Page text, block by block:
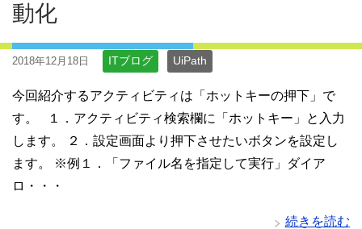
動化
2018年12月18日 ITブログ UiPath
今回紹介するアクティビティは「ホットキーの押下」で
す。 １．アクティビティ検索欄に「ホットキー」と入力
します。 ２．設定画面より押下させたいボタンを設定し
ます。 ※例１．「ファイル名を指定して実行」ダイア
ロ・・・
続きを読む